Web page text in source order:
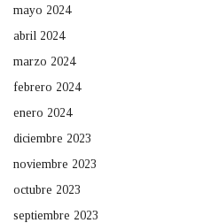
mayo 2024
abril 2024
marzo 2024
febrero 2024
enero 2024
diciembre 2023
noviembre 2023
octubre 2023
septiembre 2023